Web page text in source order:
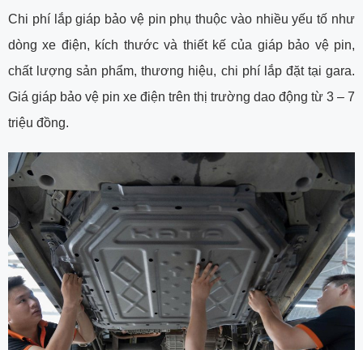
Chi phí lắp giáp bảo vệ pin phụ thuộc vào nhiều yếu tố như
dòng xe điện, kích thước và thiết kế của giáp bảo vệ pin,
chất lượng sản phẩm, thương hiệu, chi phí lắp đặt tại gara.
Giá giáp bảo vệ pin xe điện trên thị trường dao động từ 3 – 7
triệu đồng.